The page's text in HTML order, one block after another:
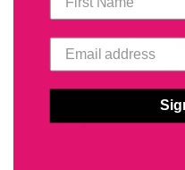
5 / 5
5